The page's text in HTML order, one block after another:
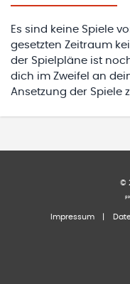
Es sind keine Spiele
gesetzten Zeitraum
der Spielpläne ist
dich im Zweifel an
Ansetzung der Spiele
©
Impressum